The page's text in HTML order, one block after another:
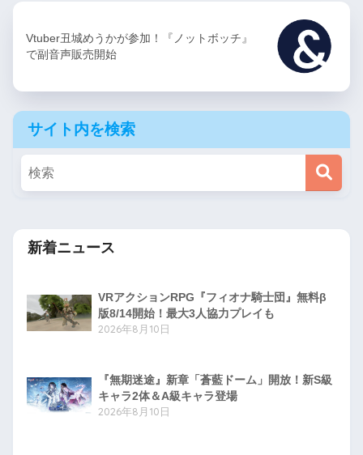
Vtuber丑城めうかが参加！『ノットボッチ』
で副音声販売開始
サイト内を検索
新着ニュース
VRアクションRPG『フィオナ騎士団』無料β
版8/14開始！最大3人協力プレイも
2026年8月10日
『無期迷途』新章「蒼藍ドーム」開放！新S級
キャラ2体＆A級キャラ登場
2026年8月10日